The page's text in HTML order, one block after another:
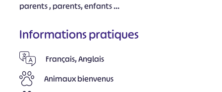
parents , parents, enfants ...
Informations pratiques
Français, Anglais
Animaux bienvenus